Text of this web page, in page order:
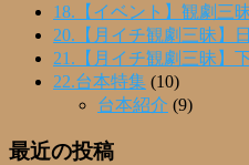
18.【イベント】観劇三
20.【月イチ観劇三昧】
21.【月イチ観劇三昧】
22.台本特集 (10)
台本紹介 (9)
最近の投稿